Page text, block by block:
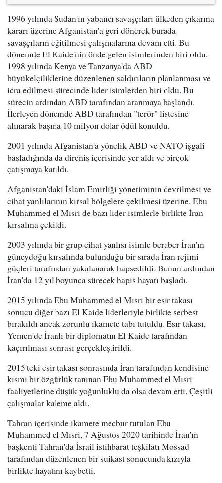
1996 yılında Sudan'ın yabancı savaşçıları ülkeden çıkarma
kararı üzerine Afganistan'a geri dönerek burada
savaşçıların eğitilmesi çalışmalarına devam etti. Bu
dönemde El Kaide'nin önde gelen isimlerinden biri oldu.
1998 yılında Kenya ve Tanzanya'da ABD
büyükelçiliklerine düzenlenen saldırıların planlanması ve
icra edilmesi sürecinde lider isimlerden biri oldu. Bu
sürecin ardından ABD tarafından aranmaya başlandı.
İlerleyen dönemde ABD tarafından "terör" listesine
alınarak başına 10 milyon dolar ödül konuldu.
2001 yılında Afganistan'a yönelik ABD ve NATO işgali
başladığında da direniş içerisinde yer aldı ve birçok
çatışmaya katıldı.
Afganistan'daki İslam Emirliği yönetiminin devrilmesi ve
cihat yanlılarının kırsal bölgelere çekilmesi üzerine, Ebu
Muhammed el Mısri de bazı lider isimlerle birlikte İran
kırsalına çekildi.
2003 yılında bir grup cihat yanlısı isimle beraber İran'ın
güneydoğu kırsalında bulunduğu bir sırada İran rejimi
güçleri tarafından yakalanarak hapsedildi. Bunun ardından
İran'da 12 yıl boyunca sürecek hapis hayatı başladı.
2015 yılında Ebu Muhammed el Mısri bir esir takası
sonucu diğer bazı El Kaide liderleriyle birlikte serbest
bırakıldı ancak zorunlu ikamete tabi tutuldu. Esir takası,
Yemen'de İranlı bir diplomatın El Kaide tarafından
kaçırılması sonrası gerçekleştirildi.
2015'teki esir takası sonrasında İran tarafından kendisine
kısmi bir özgürlük tanınan Ebu Muhammed el Mısri
faaliyetlerine düşük yoğunluklu da olsa devam etti. Çeşitli
çalışmalar kaleme aldı.
Tahran içerisinde ikamete mecbur tutulan Ebu
Muhammed el Mısri, 7 Ağustos 2020 tarihinde İran'ın
başkenti Tahran'da İsrail istihbarat teşkilatı Mossad
tarafından düzenlenen bir suikast sonucunda kızıyla
birlikte hayatını kaybetti.